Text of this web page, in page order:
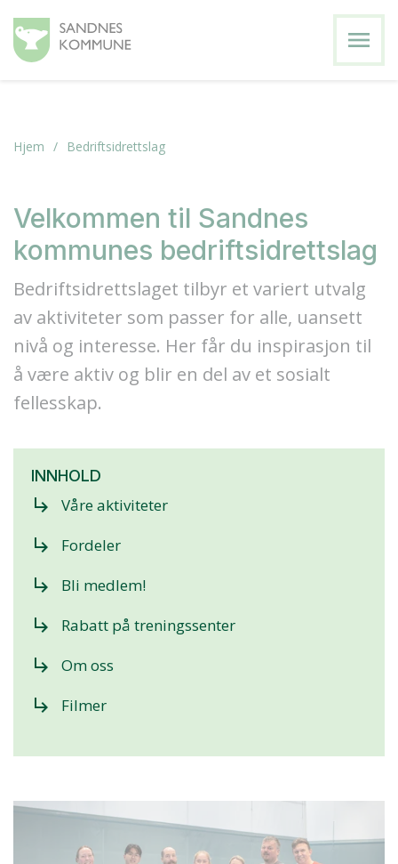
menu
Hjem Bedriftsidrettslag
Velkommen til Sandnes
kommunes bedriftsidrettslag
Bedriftsidrettslaget tilbyr et variert utvalg
av aktiviteter som passer for alle, uansett
nivå og interesse. Her får du inspirasjon til
å være aktiv og blir en del av et sosialt
fellesskap.
INNHOLD
subdirectory_arrow_right Våre aktiviteter
subdirectory_arrow_right Fordeler
subdirectory_arrow_right Bli medlem!
subdirectory_arrow_right Rabatt på treningssenter
subdirectory_arrow_right Om oss
subdirectory_arrow_right Filmer